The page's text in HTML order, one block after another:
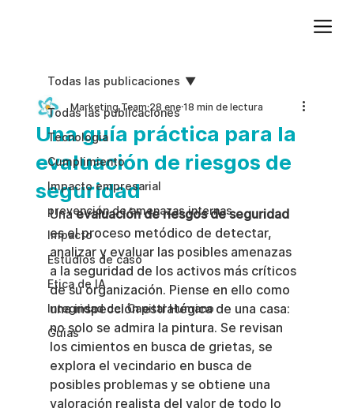
Todas las publicaciones
Tecnologia
Cumplimiento
Impacto empresarial
prevención de amenazas internas
Impacto
Estudios de caso
Etica de IA
Integridad del Capital Humano
Guias
Todas las publicaciones
Una guía práctica para la
evaluación de riesgos de
seguridad
Marketing Team 28 ene 18 min de lectura
Una evaluación de riesgos de seguridad
es el proceso metódico de detectar,
analizar y evaluar las posibles amenazas
a la seguridad de los activos más críticos
de su organización. Piense en ello como
una inspección estratégica de una casa:
no solo se admira la pintura. Se revisan
los cimientos en busca de grietas, se
explora el vecindario en busca de
posibles problemas y se obtiene una
valoración realista del valor de todo lo